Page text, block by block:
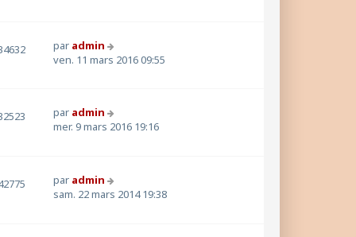
par admin
ven. 11 mars 2016 09:55
par admin
mer. 9 mars 2016 19:16
par admin
sam. 22 mars 2014 19:38